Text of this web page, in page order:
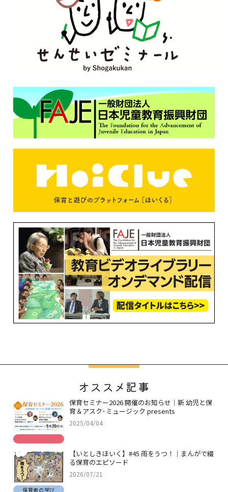
オススメ記事
保育セミナー2026 開催のお知らせ｜新 幼児と保
育＆アスク･ミュージック presents
2025/04/04
【いとしきほいく】#45 雨をうつ！｜まんがで綴
る保育のエピソード
2026/07/21
保育者の学び